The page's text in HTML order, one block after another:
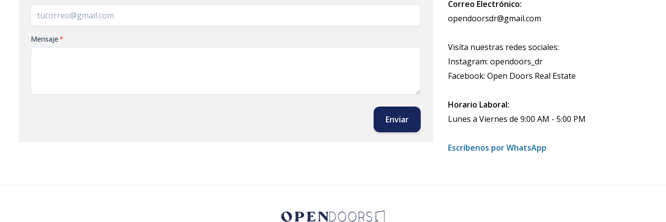
Mensaje*
Enviar
Correo Electrónico:
opendoorsdr@gmail.com
Visíta nuestras redes sociales:
Instagram: opendoors_dr
Facebook: Open Doors Real Estate
Horario Laboral:
Lunes a Viernes de 9:00 AM - 5:00 PM
Escríbenos por WhatsApp